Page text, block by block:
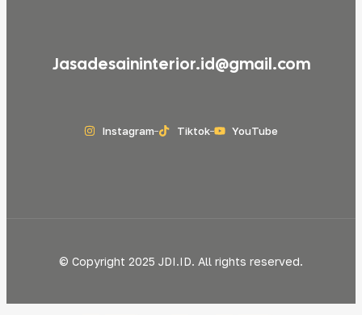
Jasadesaininterior.id@gmail.com
Instagram Tiktok YouTube
© Copyright 2025 JDI.ID. All rights reserved.